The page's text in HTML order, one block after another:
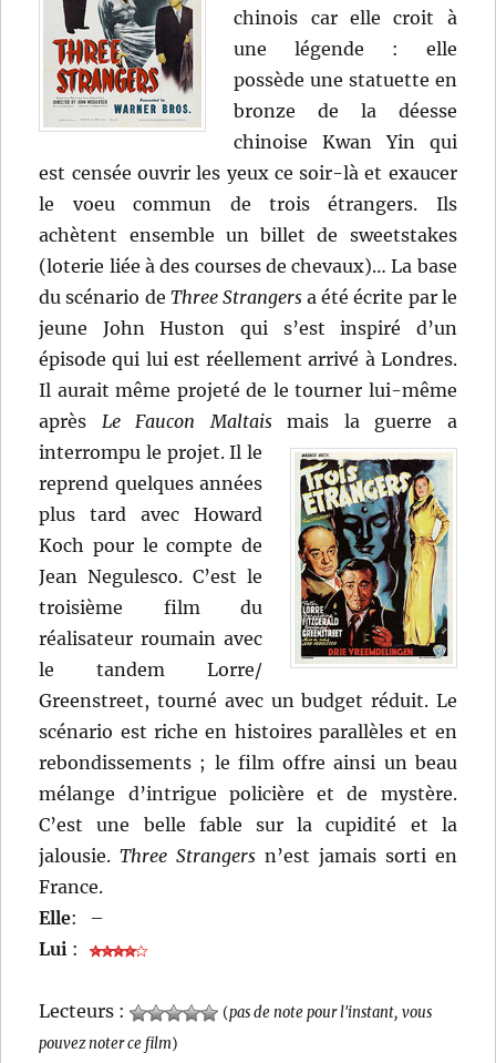
chinois car elle croit à
une légende : elle
possède une statuette en
bronze de la déesse
chinoise Kwan Yin qui
est censée ouvrir les yeux ce soir-là et exaucer
le voeu commun de trois étrangers. Ils
achètent ensemble un billet de sweetstakes
(loterie liée à des courses de chevaux)… La base
du scénario de Three Strangersa été écrite par le
jeune John Huston qui s’est inspiré d’un
épisode qui lui est réellement arrivé à Londres.
Il aurait même projeté de le tourner lui-même
après Le Faucon Maltaismais la guerre a
interrompu le projet.Il le
reprend quelques années
plus tard avec Howard
Koch pour le compte de
Jean Negulesco. C’est le
troisième film du
réalisateur roumain avec
le tandem Lorre/
Greenstreet, tourné avec un budget réduit. Le
scénario est riche en histoires parallèles et en
rebondissements ; le film offre ainsi un beau
mélange d’intrigue policière et de mystère.
C’est une belle fable sur la cupidité et la
jalousie.Three Strangers n’est jamais sorti en
France.
Elle:
–
Lui :
Lecteurs : (pas de note pour l'instant, vous
pouvez noter ce film)